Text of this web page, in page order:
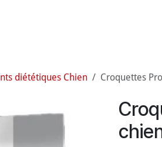
diététiques Chien Croquettes